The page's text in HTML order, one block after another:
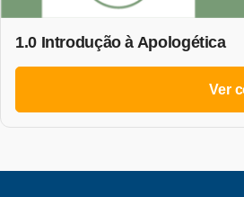
1.0 Introdução à Apologética
Ver